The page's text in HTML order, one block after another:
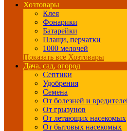
Хозтовары
Клея
Фонарики
Батарейки
Плащи, перчатки
1000 мелочей
Показать все Хозтовары
Дача, сад, огород
Септики
Удобрения
Семена
От болезней и
От грызунов
От летающих насекомых
От бытовых насекомых